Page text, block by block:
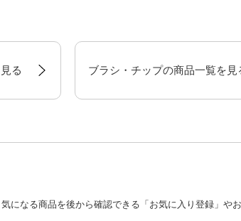
る ブラシ・チップの商品一覧を見
になる商品を後から確認できる「お気に入り登録」や